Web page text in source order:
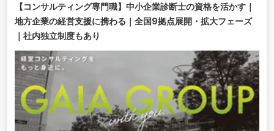
【コンサルティング専門職】中小企業診断士の資格を活かす｜
地方企業の経営支援に携わる｜全国9拠点展開・拡大フェーズ
｜社内独立制度もあり